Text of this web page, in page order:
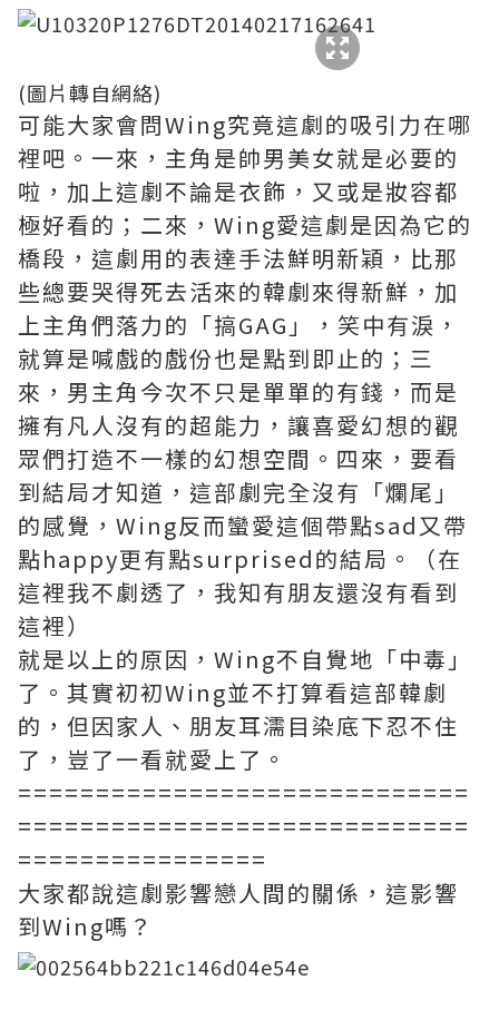
(圖片轉自網絡)
可能大家會問Wing究竟這劇的吸引力在哪
裡吧。一來，主角是帥男美女就是必要的
啦，加上這劇不論是衣飾，又或是妝容都
極好看的；二來，Wing愛這劇是因為它的
橋段，這劇用的表達手法鮮明新穎，比那
些總要哭得死去活來的韓劇來得新鮮，加
上主角們落力的「搞GAG」，笑中有淚，
就算是喊戲的戲份也是點到即止的；三
來，男主角今次不只是單單的有錢，而是
擁有凡人沒有的超能力，讓喜愛幻想的觀
眾們打造不一樣的幻想空間。四來，要看
到結局才知道，這部劇完全沒有「爛尾」
的感覺，Wing反而蠻愛這個帶點sad又帶
點happy更有點surprised的結局。（在
這裡我不劇透了，我知有朋友還沒有看到
這裡）
就是以上的原因，Wing不自覺地「中毒」
了。其實初初Wing並不打算看這部韓劇
的，但因家人、朋友耳濡目染底下忍不住
了，豈了一看就愛上了。
=============================
=============================
================
大家都說這劇影響戀人間的關係，這影響
到Wing嗎？